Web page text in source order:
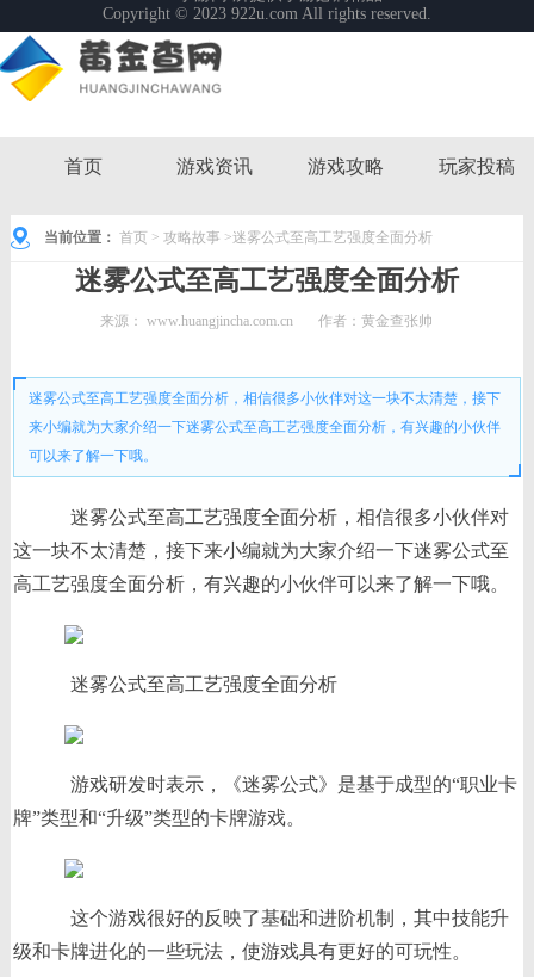
首页 游戏资讯 游戏攻略 玩家投稿
当前位置： 首页 > 攻略故事 >迷雾公式至高工艺强度全面分析
迷雾公式至高工艺强度全面分析
来源：www.huangjincha.com.cn 作者：黄金查张帅
迷雾公式至高工艺强度全面分析，相信很多小伙伴对这一块不太清楚，接下
来小编就为大家介绍一下迷雾公式至高工艺强度全面分析，有兴趣的小伙伴
可以来了解一下哦。
迷雾公式至高工艺强度全面分析，相信很多小伙伴对
这一块不太清楚，接下来小编就为大家介绍一下迷雾公式至
高工艺强度全面分析，有兴趣的小伙伴可以来了解一下哦。
迷雾公式至高工艺强度全面分析
游戏研发时表示，《迷雾公式》是基于成型的“职业卡
牌”类型和“升级”类型的卡牌游戏。
这个游戏很好的反映了基础和进阶机制，其中技能升
级和卡牌进化的一些玩法，使游戏具有更好的可玩性。